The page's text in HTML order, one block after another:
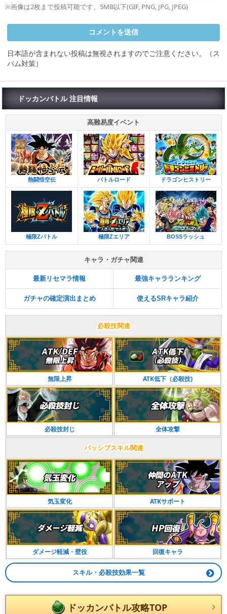
※画像は2枚まで投稿可能です。5MB以下(GIF, PNG, JPG, JPEG)
日本語が含まれない投稿は無視されますのでご注意ください。（ス
パム対策）
ドッカンバトル 注目情報
高難易度イベント
熱闘悟空伝 バトルロード ドラゴンヒストリー
極限Zバトル 極限Zエリア BOSSラッシュ
キャラ・ガチャ関連
最新リセマラ情報 最強キャラランキング
ガチャの確定演出まとめ 使えるSRキャラ紹介
必殺技関連
無限上昇 ATK低下（必殺技)
必殺技封じ 全体攻撃
パッシブスキル関連
気玉変化 ATKサポート
ダメージ軽減・壁役 回復キャラ
スキル・必殺技効果一覧
ドッカンバトル攻略TOP